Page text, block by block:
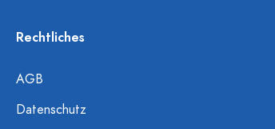
Rechtliches
AGB
Datenschutz